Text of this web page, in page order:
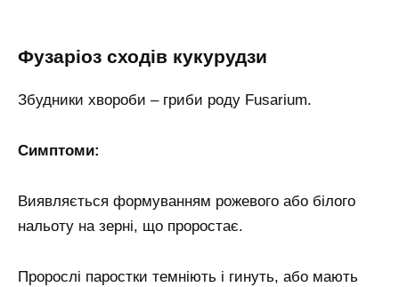
Фузаріоз сходів кукурудзи
Збудники хвороби – гриби роду Fusarium.
Симптоми:
Виявляється формуванням рожевого або білого
нальоту на зерні, що проростає.
Пророслі паростки темніють і гинуть, або мають